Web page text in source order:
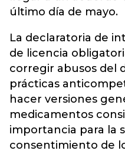
último día de mayo.
La declaratoria de
de licencia
corregir abusos del
prácticas
hacer versiones
medicamentos
importancia para la
consentimiento de